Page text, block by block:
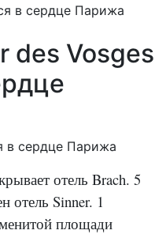
в сердце Парижа
des Vosges
отель Brach. 5
отель Sinner. 1
площади